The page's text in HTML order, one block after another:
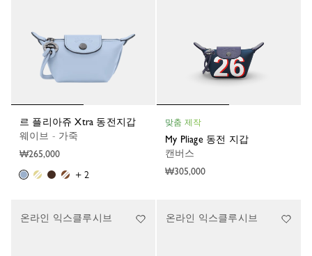
르 플리아쥬 Xtra 동전지갑
웨이브 - 가죽
₩265,000
+ 2
맞춤 제작
My Pliage 동전 지갑
캔버스
₩305,000
온라인 익스클루시브 온라인 익스클루시브